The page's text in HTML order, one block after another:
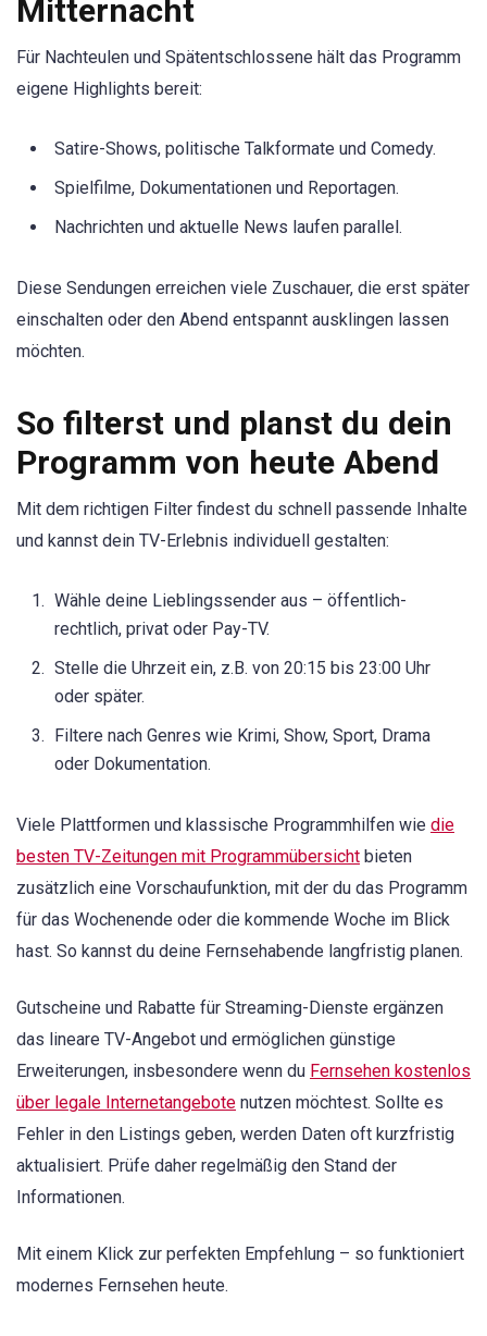
Mitternacht
Für Nachteulen und Spätentschlossene hält das Programm
eigene Highlights bereit:
Satire-Shows, politische Talkformate und Comedy.
Spielfilme, Dokumentationen und Reportagen.
Nachrichten und aktuelle News laufen parallel.
Diese Sendungen erreichen viele Zuschauer, die erst später
einschalten oder den Abend entspannt ausklingen lassen
möchten.
So filterst und planst du dein
Programm von heute Abend
Mit dem richtigen Filter findest du schnell passende Inhalte
und kannst dein TV-Erlebnis individuell gestalten:
Wähle deine Lieblingssender aus – öffentlich-
rechtlich, privat oder Pay-TV.
Stelle die Uhrzeit ein, z.B. von 20:15 bis 23:00 Uhr
oder später.
Filtere nach Genres wie Krimi, Show, Sport, Drama
oder Dokumentation.
Viele Plattformen und klassische Programmhilfen wie die
besten TV-Zeitungen mit Programmübersicht bieten
zusätzlich eine Vorschaufunktion, mit der du das Programm
für das Wochenende oder die kommende Woche im Blick
hast. So kannst du deine Fernsehabende langfristig planen.
Gutscheine und Rabatte für Streaming-Dienste ergänzen
das lineare TV-Angebot und ermöglichen günstige
Erweiterungen, insbesondere wenn du Fernsehen kostenlos
über legale Internetangebote nutzen möchtest. Sollte es
Fehler in den Listings geben, werden Daten oft kurzfristig
aktualisiert. Prüfe daher regelmäßig den Stand der
Informationen.
Mit einem Klick zur perfekten Empfehlung – so funktioniert
modernes Fernsehen heute.